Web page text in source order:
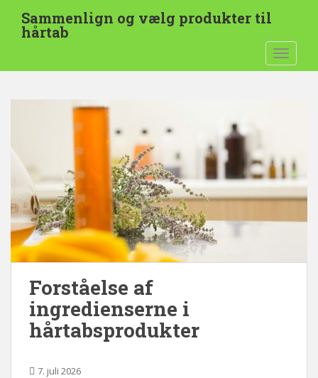
n
Sammenlign og vælg produkter til
hårtab
SKIFT
Forståelse af
ingredienserne i
hårtabsprodukter
7. juli 2026